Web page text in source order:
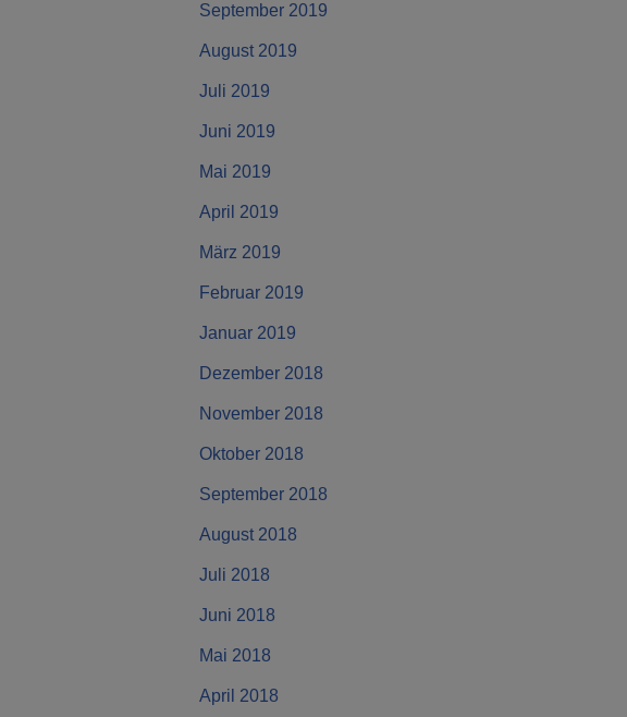
September 2019
August 2019
Juli 2019
Juni 2019
Mai 2019
April 2019
März 2019
Februar 2019
Januar 2019
Dezember 2018
November 2018
Oktober 2018
September 2018
August 2018
Juli 2018
Juni 2018
Mai 2018
April 2018